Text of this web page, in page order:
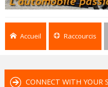
Accueil Raccourcis
CONNECT WITH YOUR